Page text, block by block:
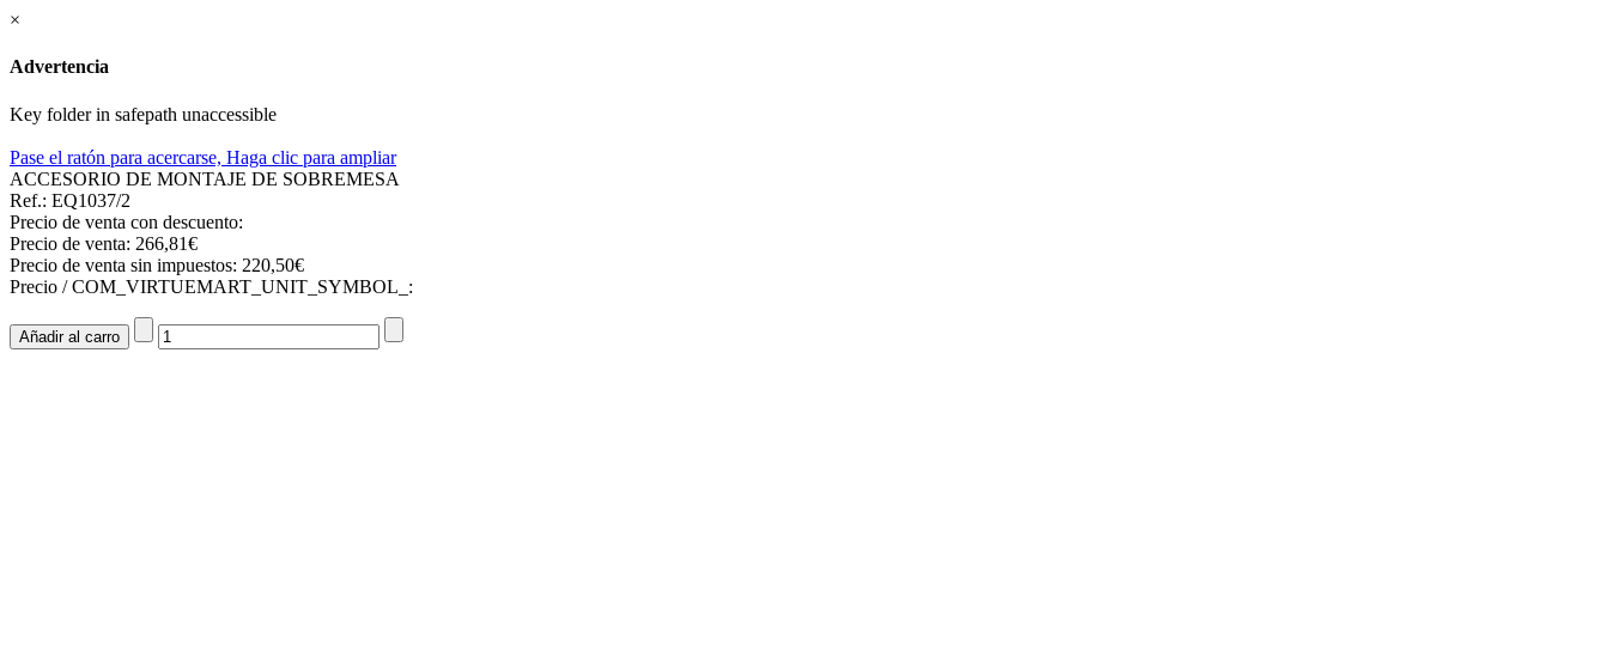
×
Advertencia
Key folder in safepath unaccessible
Pase el ratón para acercarse, Haga clic para ampliar
ACCESORIO DE MONTAJE DE SOBREMESA
Ref.: EQ1037/2
Precio de venta con descuento:
Precio de venta: 266,81€
Precio de venta sin impuestos: 220,50€
Precio / COM_VIRTUEMART_UNIT_SYMBOL_: